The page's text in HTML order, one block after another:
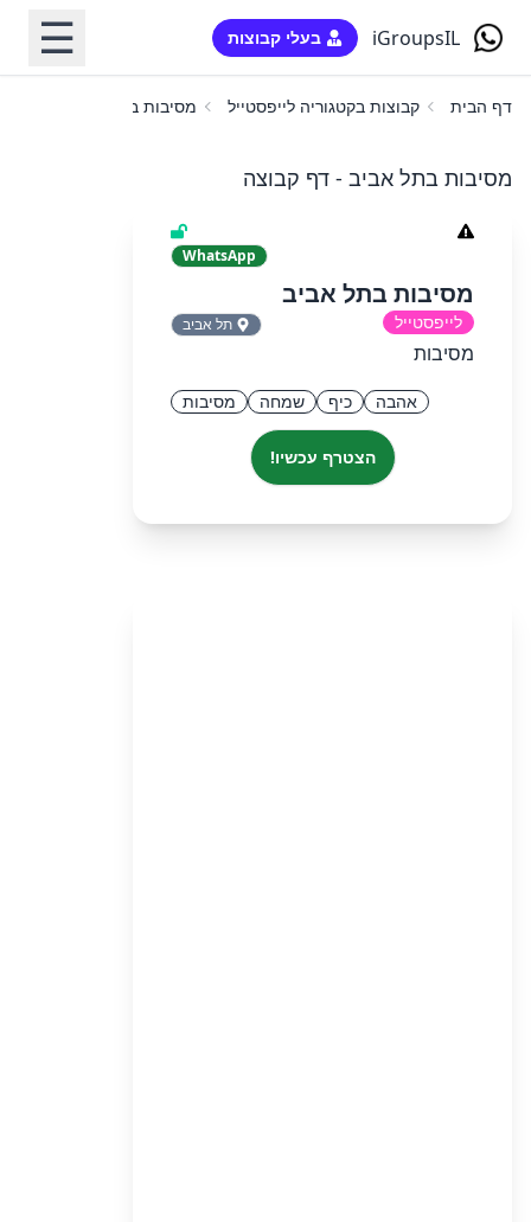
iGroupsIL בעלי קבוצות ☰
דף הבית קבוצות בקטגוריה לייפסטייל מסיבות בתל אביב
מסיבות בתל אביב - דף קבוצה
WhatsApp
מסיבות בתל אביב
לייפסטייל תל אביב
מסיבות
אהבה כיף שמחה מסיבות
הצטרף עכשיו!